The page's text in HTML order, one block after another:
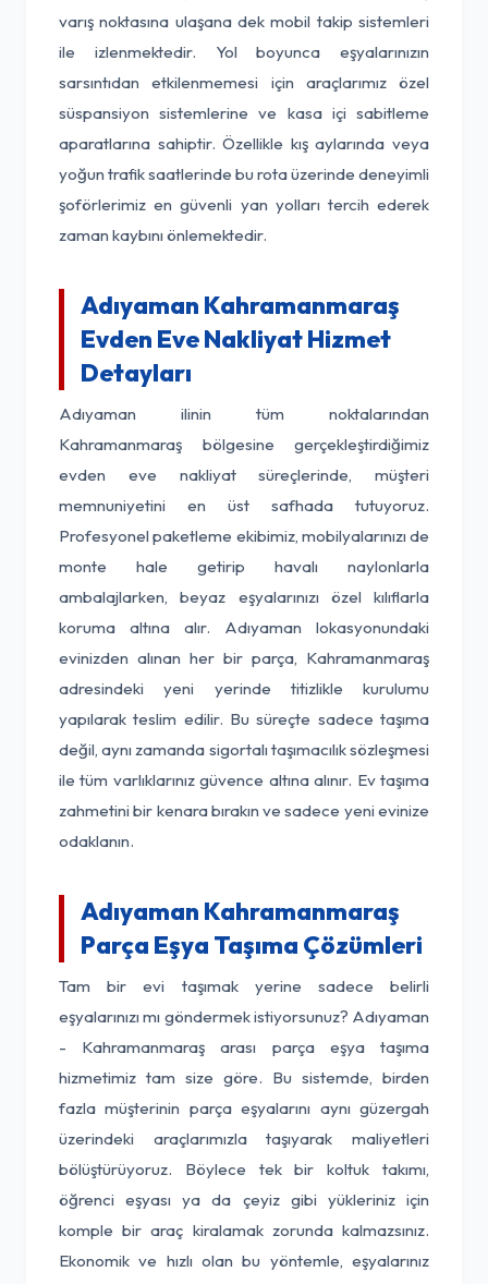
varış noktasına ulaşana dek mobil takip sistemleri
ile izlenmektedir. Yol boyunca eşyalarınızın
sarsıntıdan etkilenmemesi için araçlarımız özel
süspansiyon sistemlerine ve kasa içi sabitleme
aparatlarına sahiptir. Özellikle kış aylarında veya
yoğun trafik saatlerinde bu rota üzerinde deneyimli
şoförlerimiz en güvenli yan yolları tercih ederek
zaman kaybını önlemektedir.
Adıyaman Kahramanmaraş
Evden Eve Nakliyat Hizmet
Detayları
Adıyaman ilinin tüm noktalarından
Kahramanmaraş bölgesine gerçekleştirdiğimiz
evden eve nakliyat süreçlerinde, müşteri
memnuniyetini en üst safhada tutuyoruz.
Profesyonel paketleme ekibimiz, mobilyalarınızı de
monte hale getirip havalı naylonlarla
ambalajlarken, beyaz eşyalarınızı özel kılıflarla
koruma altına alır. Adıyaman lokasyonundaki
evinizden alınan her bir parça, Kahramanmaraş
adresindeki yeni yerinde titizlikle kurulumu
yapılarak teslim edilir. Bu süreçte sadece taşıma
değil, aynı zamanda sigortalı taşımacılık sözleşmesi
ile tüm varlıklarınız güvence altına alınır. Ev taşıma
zahmetini bir kenara bırakın ve sadece yeni evinize
odaklanın.
Adıyaman Kahramanmaraş
Parça Eşya Taşıma Çözümleri
Tam bir evi taşımak yerine sadece belirli
eşyalarınızı mı göndermek istiyorsunuz? Adıyaman
- Kahramanmaraş arası parça eşya taşıma
hizmetimiz tam size göre. Bu sistemde, birden
fazla müşterinin parça eşyalarını aynı güzergah
üzerindeki araçlarımızla taşıyarak maliyetleri
bölüştürüyoruz. Böylece tek bir koltuk takımı,
öğrenci eşyası ya da çeyiz gibi yükleriniz için
komple bir araç kiralamak zorunda kalmazsınız.
Ekonomik ve hızlı olan bu yöntemle, eşyalarınız